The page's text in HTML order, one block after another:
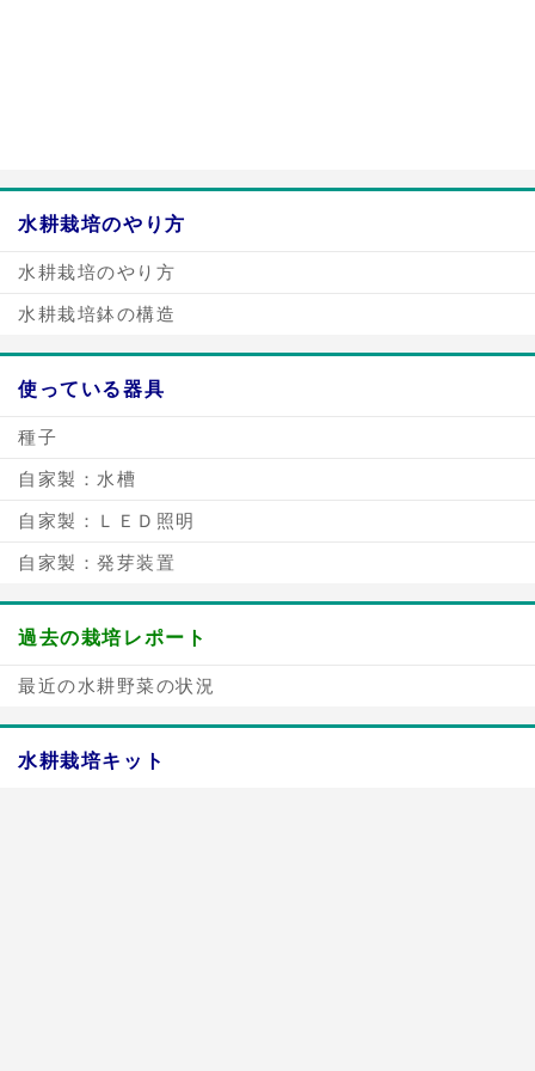
水耕栽培のやり方
水耕栽培のやり方
水耕栽培鉢の構造
使っている器具
種子
自家製：水槽
自家製：ＬＥＤ照明
自家製：発芽装置
過去の栽培レポート
最近の水耕野菜の状況
水耕栽培キット